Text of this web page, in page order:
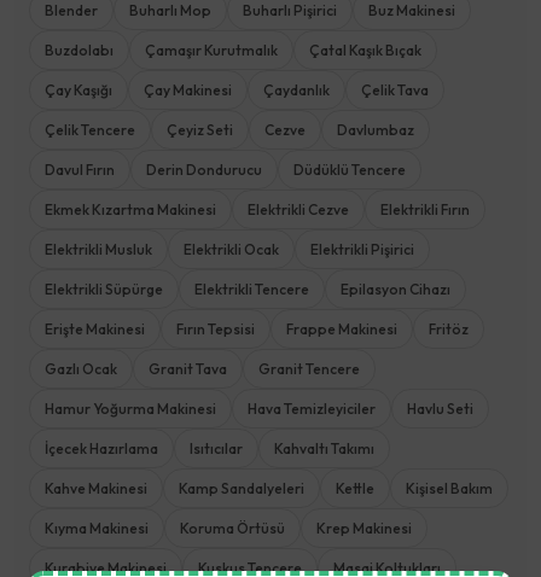
Blender Buharlı Mop Buharlı Pişirici Buz Makinesi
Buzdolabı Çamaşır Kurutmalık Çatal Kaşık Bıçak
Çay Kaşığı Çay Makinesi Çaydanlık Çelik Tava
Çelik Tencere Çeyiz Seti Cezve Davlumbaz
Davul Fırın Derin Dondurucu Düdüklü Tencere
Ekmek Kızartma Makinesi Elektrikli Cezve Elektrikli Fırın
Elektrikli Musluk Elektrikli Ocak Elektrikli Pişirici
Elektrikli Süpürge Elektrikli Tencere Epilasyon Cihazı
Erişte Makinesi Fırın Tepsisi Frappe Makinesi Fritöz
Gazlı Ocak Granit Tava Granit Tencere
Hamur Yoğurma Makinesi Hava Temizleyiciler Havlu Seti
İçecek Hazırlama Isıtıcılar Kahvaltı Takımı
Kahve Makinesi Kamp Sandalyeleri Kettle Kişisel Bakım
Kıyma Makinesi Koruma Örtüsü Krep Makinesi
Kurabiye Makinesi Kuskus Tencere Masaj Koltukları